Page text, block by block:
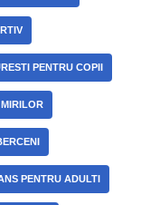
PENTRU COPII
PENTRU ADULTI